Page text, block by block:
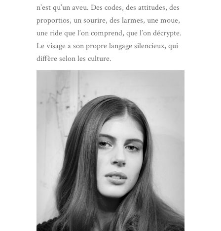
n’est qu’un aveu. Des codes, des attitudes, des
proportios, un sourire, des larmes, une moue,
une ride que l’on comprend, que l’on décrypte.
Le visage a son propre langage silencieux, qui
diffère selon les culture.